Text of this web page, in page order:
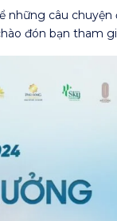
câu
đón bạn tham